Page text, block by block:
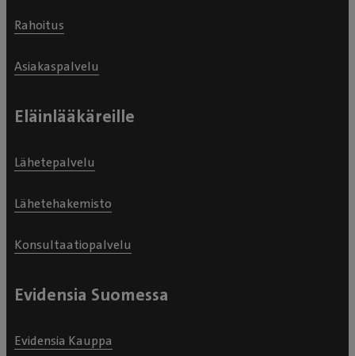
Rahoitus
Asiakaspalvelu
Eläinlääkäreille
Lähetepalvelu
Lähetehakemisto
Konsultaatiopalvelu
Evidensia Suomessa
Evidensia Kauppa